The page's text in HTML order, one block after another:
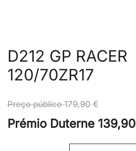
D212 GP RACER
120/70ZR17
Preço público179,90€
Prémio Duterne 139,90